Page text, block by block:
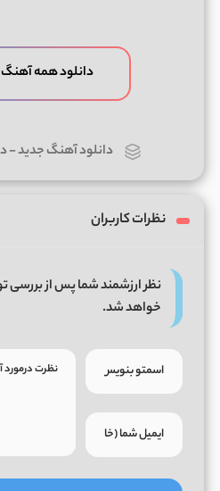
دانلود همه
دانلود آهنگ جدید-
نظرات کاربران
نظر ارزشمند شما پس از بررسی
خواهد شد.